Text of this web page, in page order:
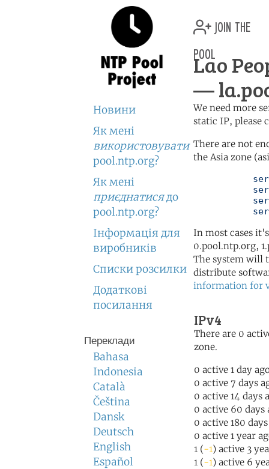
Новини
Як мені
використовувати
pool.ntp.org?
Як мені
приєднатисядо
pool.ntp.org?
Інформація для
виробників
Списки розсилки
Додаткові
посилання
Переклади
Bahasa
Indonesia
Català
Čeština
Dansk
Deutsch
English
Español
join the
pool
Lao
—
We need more
static IP, please
There are not
the Asia zone
In most cases
0.pool.ntp.org,
The system will
distribute
information for
IPv4
There are 0
zone.
0 active 1 day
0 active 7 days
0 active 14 days
0 active 60 days
0 active 180
0 active 1 year
1 (-1) active 3
1 (-1) active 6